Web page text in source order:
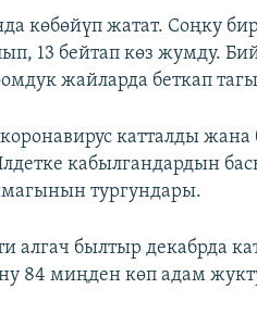
көбөйүп жатат. Соңку
13 бейтап көз жумду.
жайларда беткап
катталды
кабылгандардын
тургундары.
алгач былтыр декабрда
84 миңден көп адам